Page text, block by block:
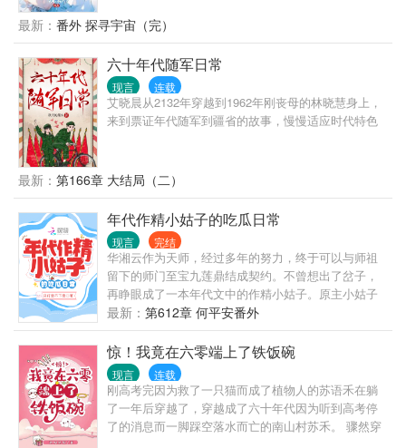
频繁，对她也越粘越紧。 得知她要离婚，向来矜贵冷
死型人格。 - 戴面具参加恋综，初次登场就暴揍普信
男。 弹幕直呼：爱了！粉了！快让我看看她是谁！ 于
是谢弥摘掉面具露出真容。 弹幕沉默，弹幕惊恐，弹
幕震怒。 谢弥邪魅一笑：“没想到吧小黑子，你活爹来
了。” - 后来。 谢弥凭一己之力把恋综变成癫综，节目
组从最初的无可奈何到最后含泪配合。 财阀公子喊她
爹，反差淑女成她迷妹，偏执少爷被她死死拿捏，恶
手环，心率到达120便会响起铃声。 众人使出浑身解
数也无法让他心率上升半分，她却只是站在那便令他
铃声大起。 再后来，他终于承认了。 “对，我上节目
就是冲她去的。” “我很早就认识她了。” 【永远不按套
路
最新： 番外 探寻宇宙（完）
六十年代随军日常
现言 连载
艾晓晨从2132年穿越到1962年刚丧母的林晓慧身上，
来到票证年代随军到疆省的故事，慢慢适应时代特色
最新： 第166章 大结局（二）
年代作精小姑子的吃瓜日常
现言 完结
华湘云作为天师，经过多年的努力，终于可以与师祖
留下的师门至宝九莲鼎结成契约。不曾想出了岔子，
再睁眼成了一本年代文中的作精小姑子。原主小姑子
本人仗着家人从小的宠爱作天作地，嫂子嫁进来欺负
嫂子，左邻右舍都对她避之不及，作为书里的反派，
她从头作到了结尾，最终成功把自己作进了局子。华
湘云，“……”当作精多累啊，上辈子的经历告诉她，努
力不一定有用，但不努力会收获快乐。于是她搬起小
椅子，在大院里晒太阳，手里捧着瓜子吃瓜看热闹。
没钱用就上街摆摊卖卖符，卖够了回家继续吃瓜，小
日子美滋滋。不过等等，对面一起吃瓜的那个人，咋
最新： 第612章 何平安番外
惊！我竟在六零端上了铁饭碗
现言 连载
刚高考完因为救了一只猫而成了植物人的苏语禾在躺
了一年后穿越了，穿越成了六十年代因为听到高考停
了的消息而一脚踩空落水而亡的南山村苏禾。 骤然穿